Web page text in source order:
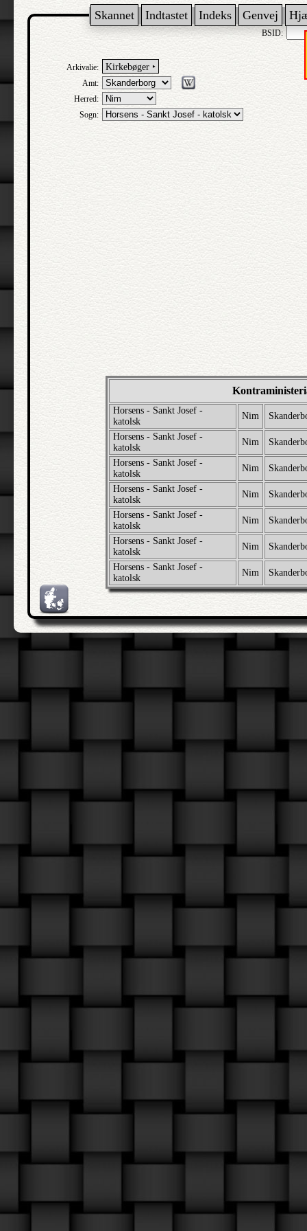
Skannet Indtastet Indeks Genvej
BSID:
Arkivalie: Kirkebøger ‣
Amt:
Herred:
Sogn:
Horsens - Sankt Josef -
katolsk
Nim
Horsens - Sankt Josef -
katolsk
Nim
Horsens - Sankt Josef -
katolsk
Nim
Horsens - Sankt Josef -
katolsk
Nim
Horsens - Sankt Josef -
katolsk
Nim
Horsens - Sankt Josef -
katolsk
Nim
Horsens - Sankt Josef -
katolsk
Nim